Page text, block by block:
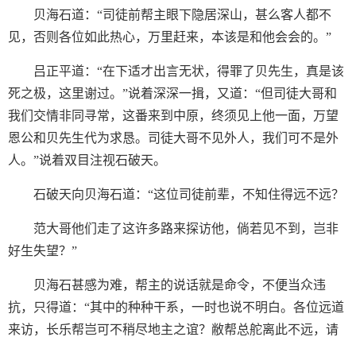
贝海石道：“司徒前帮主眼下隐居深山，甚么客人都不
见，否则各位如此热心，万里赶来，本该是和他会会的。”
吕正平道：“在下适才出言无状，得罪了贝先生，真是该
死之极，这里谢过。”说着深深一揖，又道：“但司徒大哥和
我们交情非同寻常，这番来到中原，终须见上他一面，万望
恩公和贝先生代为求恳。司徒大哥不见外人，我们可不是外
人。”说着双目注视石破天。
石破天向贝海石道：“这位司徒前辈，不知住得远不远？
范大哥他们走了这许多路来探访他，倘若见不到，岂非
好生失望？”
贝海石甚感为难，帮主的说话就是命令，不便当众违
抗，只得道：“其中的种种干系，一时也说不明白。各位远道
来访，长乐帮岂可不稍尽地主之谊？敝帮总舵离此不远，请